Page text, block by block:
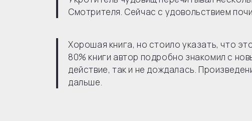
Смотрителя. Сейчас с удовольствием
Хорошая книга, но стоило указать, что
80% книги автор подробно знакомил с
действие, так и не дождалась.
дальше.